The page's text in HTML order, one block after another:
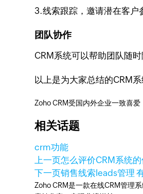
3.线索跟踪，邀请潜在客户
团队协作
CRM系统可以帮助团队随
以上是为大家总结的CRM
Zoho CRM受国内外企业一致喜
相关话题
crm功能
上一页怎么评价CRM系统
下一页销售线索leads管理
Zoho CRM是一款在线CRM管理